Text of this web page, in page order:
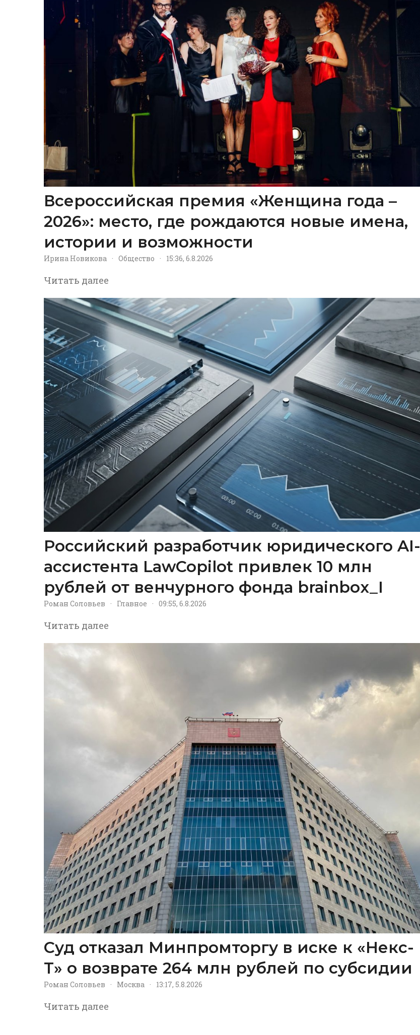
Всероссийская премия «Женщина года –
2026»: место, где рождаются новые имена,
истории и возможности
Ирина Новикова · Общество · 15:36, 6.8.2026
Читать далее
Российский разработчик юридического AI-
ассистента LawCopilot привлек 10 млн
рублей от венчурного фонда brainbox_I
Роман Соловьев · Главное · 09:55, 6.8.2026
Читать далее
Суд отказал Минпромторгу в иске к «Некс-
Т» о возврате 264 млн рублей по субсидии
Роман Соловьев · Москва · 13:17, 5.8.2026
Читать далее